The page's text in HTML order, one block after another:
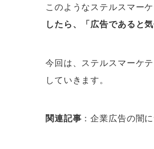
このようなステルスマー
したら、「広告であると
今回は、ステルスマーケ
していきます。
関連記事 ：企業広告の闇に